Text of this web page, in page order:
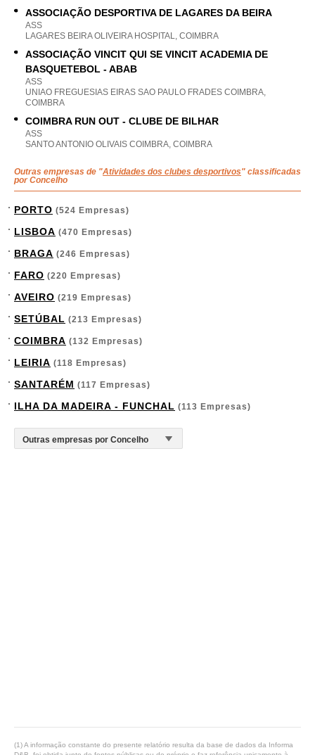
ASSOCIAÇÃO DESPORTIVA DE LAGARES DA BEIRA
ASS
LAGARES BEIRA OLIVEIRA HOSPITAL, COIMBRA
ASSOCIAÇÃO VINCIT QUI SE VINCIT ACADEMIA DE
BASQUETEBOL - ABAB
ASS
UNIAO FREGUESIAS EIRAS SAO PAULO FRADES COIMBRA,
COIMBRA
COIMBRA RUN OUT - CLUBE DE BILHAR
ASS
SANTO ANTONIO OLIVAIS COIMBRA, COIMBRA
Outras empresas de "Atividades dos clubes desportivos" classificadas
por Concelho
PORTO (524 Empresas)
LISBOA (470 Empresas)
BRAGA (246 Empresas)
FARO (220 Empresas)
AVEIRO (219 Empresas)
SETÚBAL (213 Empresas)
COIMBRA (132 Empresas)
LEIRIA (118 Empresas)
SANTARÉM (117 Empresas)
ILHA DA MADEIRA - FUNCHAL (113 Empresas)
(1) A informação constante do presente relatório resulta da base de dados da Informa